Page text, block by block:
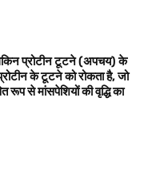
प्रोटीन टूटने (अपचय) के
के टूटने को रोकता है, जो
से मांसपेशियों की वृद्धि का